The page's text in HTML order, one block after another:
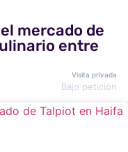
mercado de
entre
Visita privada
Bajo petición